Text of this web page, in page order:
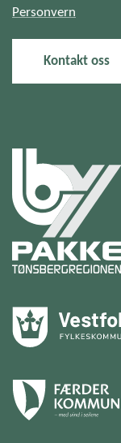
Personvern
Kontakt oss